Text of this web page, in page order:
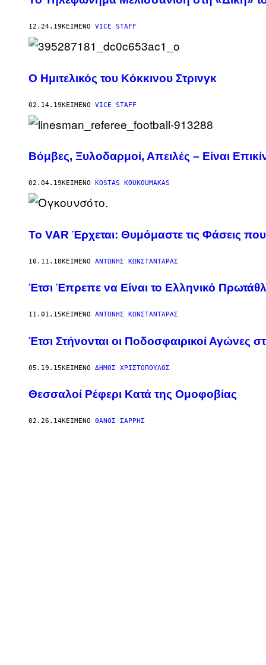
12.24.19ΚΕΊΜΕΝΟ VICE STAFF
Ο Ημιτελικός του Κόκκινου Στρινγκ
02.14.19ΚΕΊΜΕΝΟ VICE STAFF
Βόμβες, Ξυλοδαρμοί, Απειλές – Είναι
02.04.19ΚΕΊΜΕΝΟ KOSTAS KOUKOUMAKAS
Το VAR Έρχεται: Θυμόμαστε τις Φάσεις
10.11.18ΚΕΊΜΕΝΟ ΑΝΤΏΝΗΣ ΚΩΝΣΤΑΝΤΆΡΑΣ
Έτσι Έπρεπε να Είναι το Ελληνικό
11.01.15ΚΕΊΜΕΝΟ ΑΝΤΏΝΗΣ ΚΩΝΣΤΑΝΤΆΡΑΣ
Έτσι Στήνονται οι Ποδοσφαιρικοί Αγώνες
05.19.15ΚΕΊΜΕΝΟ ΔΉΜΟΣ ΧΡΙΣΤΌΠΟΥΛΟΣ
Θεσσαλοί Ρέφερι Κατά της Ομοφοβίας
02.26.14ΚΕΊΜΕΝΟ ΘΆΝΟΣ ΣΑΡΡΉΣ